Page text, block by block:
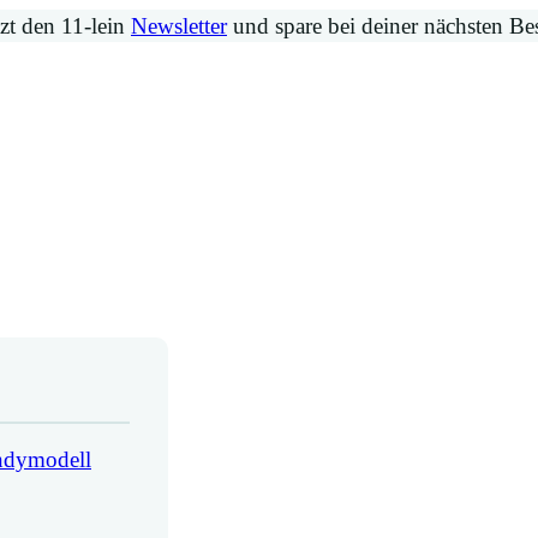
den 11-lein Newsletterund spare bei deiner nächsten